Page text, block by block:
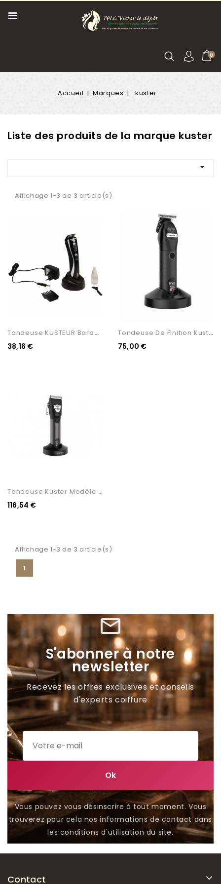
0
Accueil Marques kuster
Liste des produits de la marque kuster

Affichage 1-3 de 3 article(s)
T
Ondeuse KUSTEUR Barbe Et...
38,16 €
T
Ondeuse De Finition Kuster...
75,00 €
T
Ondeuse Kuster Modèle Artik
116,54 €
Affichage 1-3 de 3 article(s)
1
mail_outline
S'abonner à notre
newsletter
Recevez les offres exclusives et conseils
d'experts coiffure
Vous pouvez vous désinscrire à tout moment. Vous
trouverez pour cela nos informations de contact dans
les conditions d'utilisation du site.
Contact